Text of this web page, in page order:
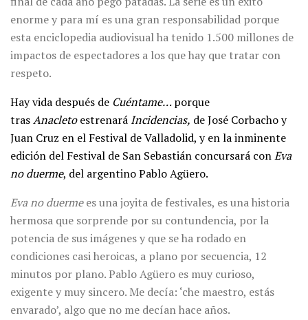
enorme y para mí es una gran responsabilidad porque
esta enciclopedia audiovisual ha tenido 1.500 millones de
impactos de espectadores a los que hay que tratar con
respeto.
Hay vida después de Cuéntame…porque
trasAnacletoestrenará Incidencias, de José Corbacho y
Juan Cruz en el Festival de Valladolid, y en la inminente
edición del Festival de San Sebastián concursará conEva
no duerme, del argentino Pablo Agüero.
Eva no duermees una joyita de festivales, es una historia
hermosa que sorprende por su contundencia, por la
potencia de sus imágenes y que se ha rodado en
condiciones casi heroicas, a plano por secuencia, 12
minutos por plano. Pablo Agüero es muy curioso,
exigente y muy sincero. Me decía: ‘che maestro, estás
envarado’, algo que no me decían hace años.